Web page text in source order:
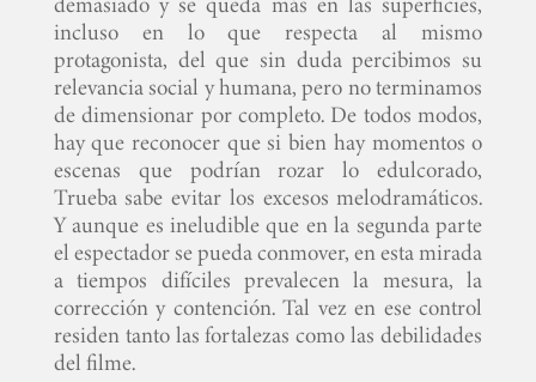
incluso en lo que respecta al mismo
protagonista, del que sin duda percibimos su
relevancia social y humana, pero no terminamos
de dimensionar por completo. De todos modos,
hay que reconocer que si bien hay momentos o
escenas que podrían rozar lo edulcorado,
Trueba sabe evitar los excesos melodramáticos.
Y aunque es ineludible que en la segunda parte
el espectador se pueda conmover, en esta mirada
a tiempos difíciles prevalecen la mesura, la
corrección y contención. Tal vez en ese control
residen tanto las fortalezas como las debilidades
del filme.